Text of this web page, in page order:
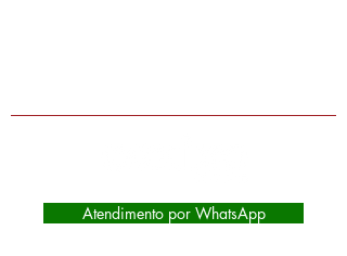
Atendimento por WhatsApp